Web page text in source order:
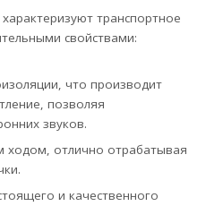
транспортное
свойствами:
что производит
позволяя
звуков.
ходом, отлично отрабатывая
и качественного